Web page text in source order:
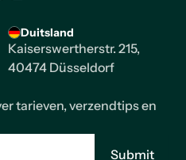
Duitsland
Kaiserswertherstr. 215,
40474 Düsseldorf
tarieven, verzendtips en